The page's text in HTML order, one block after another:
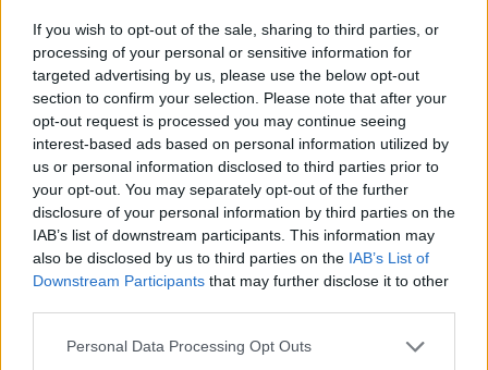
If you wish to opt-out of the sale, sharing to third parties, or
processing of your personal or sensitive information for
targeted advertising by us, please use the below opt-out
section to confirm your selection. Please note that after your
opt-out request is processed you may continue seeing
interest-based ads based on personal information utilized by
us or personal information disclosed to third parties prior to
your opt-out. You may separately opt-out of the further
disclosure of your personal information by third parties on the
IAB’s list of downstream participants. This information may
also be disclosed by us to third parties on the IAB’s List of
Downstream Participants that may further disclose it to other
Personal Data Processing Opt Outs
Manuel Rajoy fölényes győzelme nem nyugtatta meg a
befektetőket. Spanyolország miatt továbbra is sokan
aggódnak, ami abból is látszik, hogy kedden (a vasárnapi
választást követően ez volt az első aukció) csak egy
rendkívül magas aukciós átlaghozam mellet sikerült piacra
dobni új állampapírokat (a három hónapos papírok 5,11, a
hathónapos papírok pedig 5,23 százalékos hozam...
KEDVES OLVASÓNK!
A keresett cikk a portfolio.hu hírarchívumához
tartozik, melynek olvasása előfizetéses
regisztrációhoz kötött.